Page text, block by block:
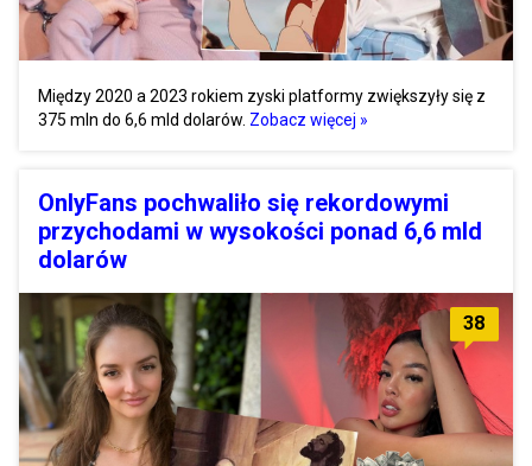
Między 2020 a 2023 rokiem zyski platformy zwiększyły się z
375 mln do 6,6 mld dolarów. Zobacz więcej »
OnlyFans pochwaliło się rekordowymi
przychodami w wysokości ponad 6,6 mld
dolarów
38